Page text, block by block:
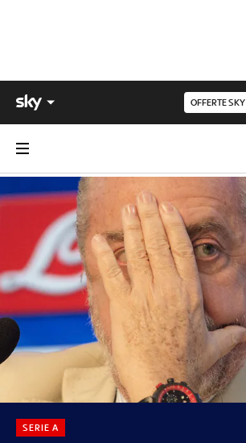
OFFERTE SKY
SERIE A